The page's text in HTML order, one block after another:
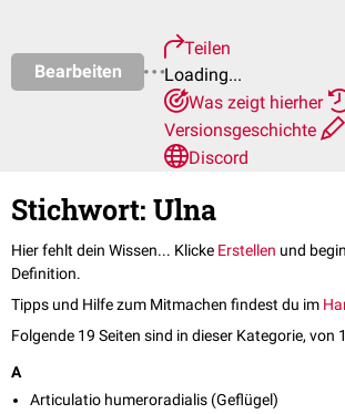
Bearbeiten
Teilen
Loading...
Was zeigt hierher
Versionsgeschichte
Discord
Stichwort: Ulna
Hier fehlt dein Wissen... Klicke Erstellen und
Definition.
Tipps und Hilfe zum Mitmachen findest du im
Folgende 19 Seiten sind in dieser Kategorie, von
A
Articulatio humeroradialis (Geflügel)